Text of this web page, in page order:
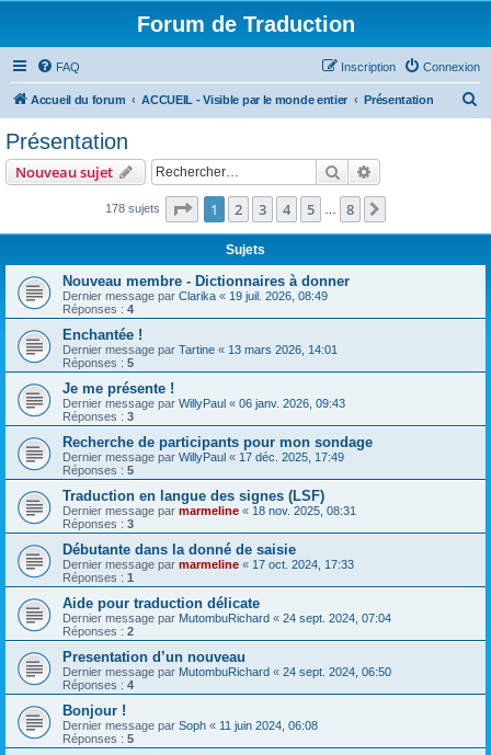
Forum de Traduction
FAQ Connexion
Inscription
Accueil du forum ACCUEIL - Visible par le monde entier Présentation
Présentation
Nouveau sujet Rechercher
178 sujets Page 1sur8
1 2 3 4 5 8
Sujets
Nouveau membre - Dictionnaires à donner
Dernier message par Clarika « 19 juil. 2026, 08:49
Réponses : 4
Enchantée !
Dernier message par Tartine « 13 mars 2026, 14:01
Réponses : 5
Je me présente !
Dernier message par WillyPaul « 06 janv. 2026, 09:43
Réponses : 3
Recherche de participants pour mon sondage
Dernier message par WillyPaul « 17 déc. 2025, 17:49
Réponses : 5
Traduction en langue des signes (LSF)
Dernier message par marmeline « 18 nov. 2025, 08:31
Réponses : 3
Débutante dans la donné de saisie
Dernier message par marmeline « 17 oct. 2024, 17:33
Réponses : 1
Aide pour traduction délicate
Dernier message par MutombuRichard « 24 sept. 2024, 07:04
Réponses : 2
Presentation d’un nouveau
Dernier message par MutombuRichard « 24 sept. 2024, 06:50
Réponses : 4
Bonjour !
Dernier message par Soph « 11 juin 2024, 06:08
Réponses : 5